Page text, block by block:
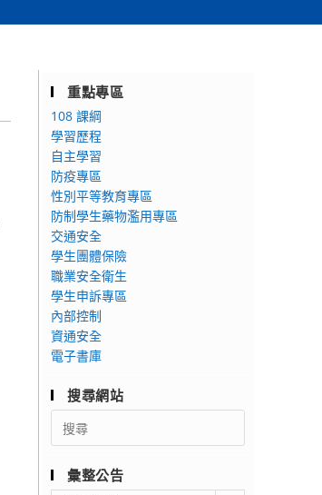
重點專區
108 課綱
學習歷程
自主學習
防疫專區
性別平等教育專區
防制學生藥物濫用專區
交通安全
學生團體保險
職業安全衛生
學生申訴專區
內部控制
資通安全
電子書庫
搜尋網站
Search
for:
彙整公告